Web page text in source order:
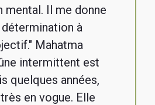
mental. Il me donne
à
Mahatma
intermittent est
quelques années,
en vogue. Elle